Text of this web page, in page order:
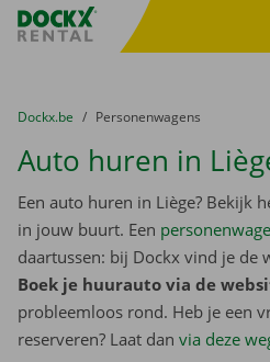
Fratello DEMO
U bevindt zich hier:
van
Dockx.be naar
Personenwagens
Auto huren in
Een auto huren in Liège? Bekijk
in jouw buurt. Een
daartussen: bij Dockx vind je de
Boek je huurauto via de
probleemloos rond. Heb je een
reserveren? Laat dan via deze